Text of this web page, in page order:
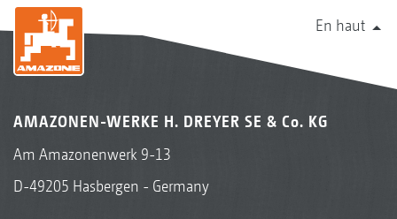
En haut
AMAZONEN-WERKE H. DREYER SE & Co. KG
Am Amazonenwerk 9-13
D-49205 Hasbergen - Germany